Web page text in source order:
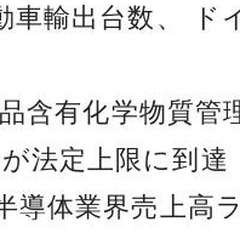
輸出台数、 ド
含有化学物質管
法定上限に到達
導体業界売上高